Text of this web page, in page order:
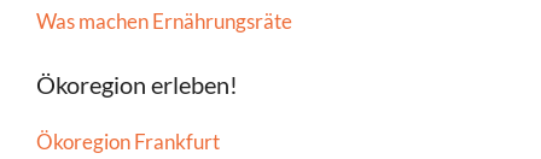
Was machen Ernährungsräte
Ökoregion erleben!
Ökoregion Frankfurt